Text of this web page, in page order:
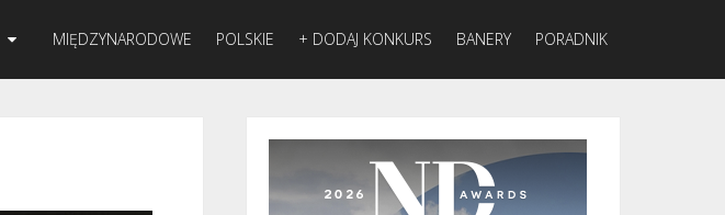
MIĘDZYNARODOWE POLSKIE + DODAJ KONKURS BANERY PORADNIK